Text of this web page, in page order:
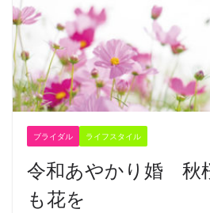
ブライダル ライフスタイル
令和あやかり婚 秋
も花を